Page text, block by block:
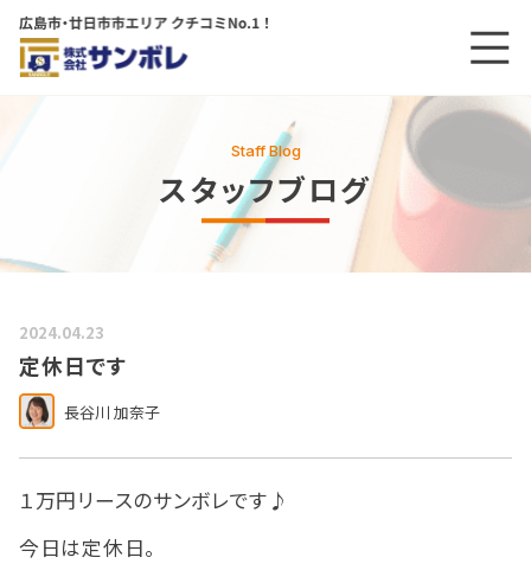
メニ
Staff Blog
スタッフブログ
2024.04.23
定休日です
長谷川 加奈子
１万円リースのサンボレです♪
今日は定休日。